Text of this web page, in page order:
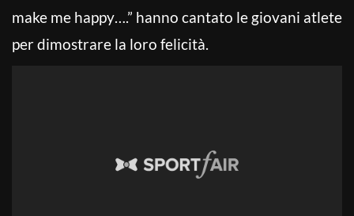
make me happy….” hanno cantato le giovani atlete
per dimostrare la loro felicità.